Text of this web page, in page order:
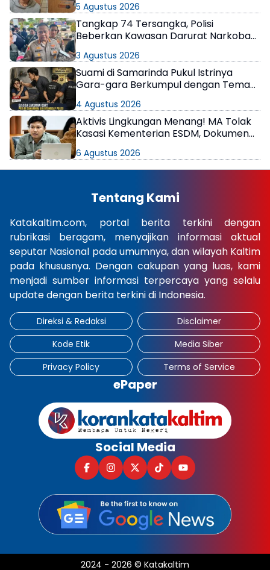
5 Agustus 2026
Tangkap 74 Tersangka, Polisi
Beberkan Kawasan Darurat Narkoba
3 Agustus 2026
Suami di Samarinda Pukul Istrinya
Gara-gara Berkumpul dengan Teman
4 Agustus 2026
Aktivis Lingkungan Menang! MA Tolak
Kasasi Kementerian ESDM, Dokumen
Publik
6 Agustus 2026
Tentang Kami
Katakaltim.com, portal berita terkini dengan
rubrikasi beragam, menyajikan informasi aktual
seputar Nasional pada umumnya, dan wilayah Kaltim
pada khususnya. Dengan cakupan yang luas, kami
menjadi sumber informasi terpercaya yang selalu
update dengan berita terkini di Indonesia.
Direksi & Redaksi
Disclaimer
Kode Etik
Media Siber
Privacy Policy
Terms of Service
ePaper
Social Media
2024 - 2026 © Katakaltim